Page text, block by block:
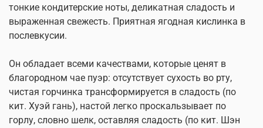
тонкие кондитерские ноты, деликатная сладость и
выраженная свежесть. Приятная ягодная кислинка в
послевкусии.
Он обладает всеми качествами, которые ценят в
благородном чае пуэр: отсутствует сухость во рту,
чистая горчинка трансформируется в сладость (по
кит. Хуэй гань), настой легко проскальзывает по
горлу, словно шелк, оставляя сладость (по кит. Шэн